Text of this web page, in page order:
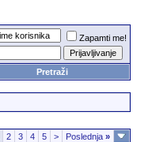
Zapamti me!
Pretraži
2 3 4 5 > Poslednja »